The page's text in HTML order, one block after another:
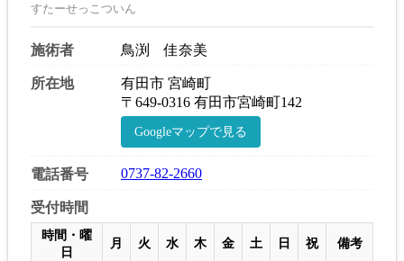
すたーせっこついん
施術者 鳥渕 佳奈美
所在地
有田市 宮崎町
〒649-0316 有田市宮崎町142
Googleマップで見る
電話番号 0737-82-2660
受付時間
時間・曜
日
月 火 水 木 金 土 日 祝 備考